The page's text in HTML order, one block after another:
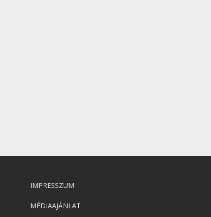
IMPRESSZUM
MÉDIAAJÁNLAT